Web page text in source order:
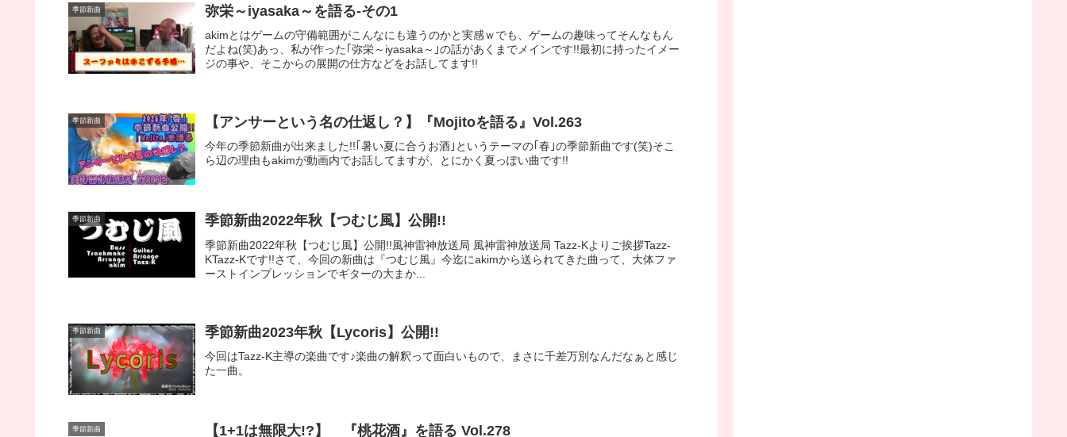
季節新曲 弥栄～iyasaka～を語る-その1
akimとはゲームの守備範囲がこんなにも違うのかと実感ｗでも、ゲームの趣味ってそんなもん
だよね(笑)あっ、私が作った｢弥栄～iyasaka～｣の話があくまでメインです!!最初に持ったイメー
ジの事や、そこからの展開の仕方などをお話してます!!
季節新曲 【アンサーという名の仕返し？】『Mojitoを語る』Vol.263
今年の季節新曲が出来ました!!｢暑い夏に合うお酒｣というテーマの｢春｣の季節新曲です(笑)そこ
ら辺の理由もakimが動画内でお話してますが、とにかく夏っぽい曲です!!
季節新曲 季節新曲2022年秋【つむじ風】公開!!
季節新曲2022年秋【つむじ風】公開!!風神雷神放送局 風神雷神放送局 Tazz-Kよりご挨拶Tazz-
KTazz-Kです!!さて、今回の新曲は『つむじ風』今迄にakimから送られてきた曲って、大体ファ
ーストインプレッションでギターの大まか...
季節新曲 季節新曲2023年秋【Lycoris】公開!!
今回はTazz-K主導の楽曲です♪楽曲の解釈って面白いもので、まさに千差万別なんだなぁと感じ
た一曲。
季節新曲 【1+1は無限大!?】 『桃花酒』を語る Vol.278